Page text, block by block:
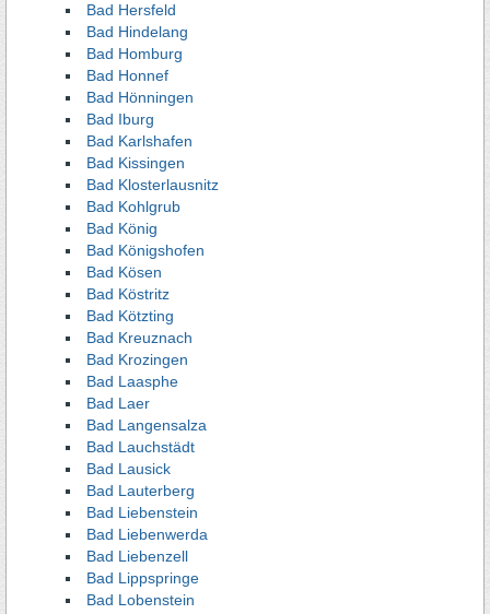
Bad Hersfeld
Bad Hindelang
Bad Homburg
Bad Honnef
Bad Hönningen
Bad Iburg
Bad Karlshafen
Bad Kissingen
Bad Klosterlausnitz
Bad Kohlgrub
Bad König
Bad Königshofen
Bad Kösen
Bad Köstritz
Bad Kötzting
Bad Kreuznach
Bad Krozingen
Bad Laasphe
Bad Laer
Bad Langensalza
Bad Lauchstädt
Bad Lausick
Bad Lauterberg
Bad Liebenstein
Bad Liebenwerda
Bad Liebenzell
Bad Lippspringe
Bad Lobenstein